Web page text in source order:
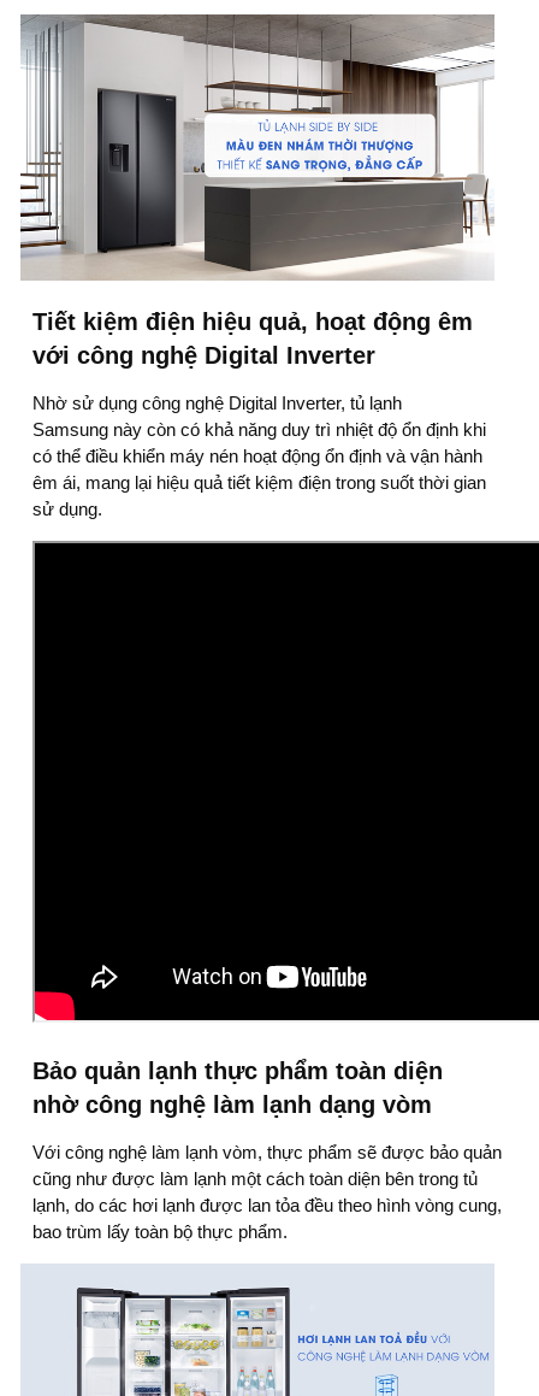
Tiết kiệm điện hiệu quả, hoạt động êm
với công nghệ Digital Inverter
Nhờ sử dụng công nghệ Digital Inverter, tủ lạnh
Samsung này còn có khả năng duy trì nhiệt độ ổn định khi
có thể điều khiển máy nén hoạt động ổn định và vận hành
êm ái, mang lại hiệu quả tiết kiệm điện trong suốt thời gian
sử dụng.
Bảo quản lạnh thực phẩm toàn diện
nhờ công nghệ làm lạnh dạng vòm
Với công nghệ làm lạnh vòm, thực phẩm sẽ được bảo quản
cũng như được làm lạnh một cách toàn diện bên trong tủ
lạnh, do các hơi lạnh được lan tỏa đều theo hình vòng cung,
bao trùm lấy toàn bộ thực phẩm.